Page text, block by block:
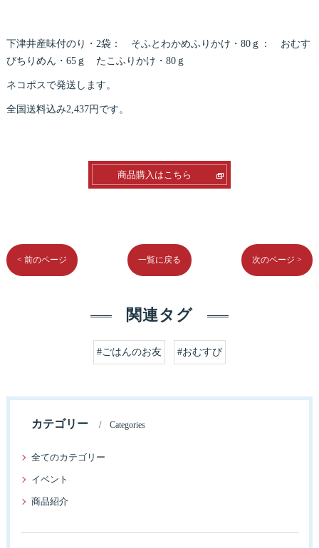
下津井産味付のり・2袋： そふとわかめふりかけ・80ｇ： おむす
びちりめん・65ｇ たこふりかけ・80ｇ
ネコポスで発送します。
全国送料込み2,437円です。
商品購入はこちら
< 前のページ 一覧に戻る 次のページ >
関連タグ
#ごはんのお友 #おむすび
カテゴリー Categories
全てのカテゴリー
イベント
商品紹介